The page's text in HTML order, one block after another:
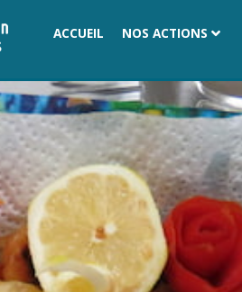
ACCUEIL NOS ACTIONS